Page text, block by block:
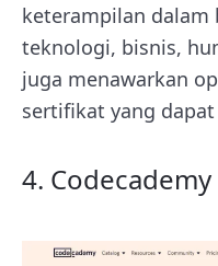
keterampilan dalam
teknologi, bisnis,
juga menawarkan
sertifikat yang
4. Codecademy